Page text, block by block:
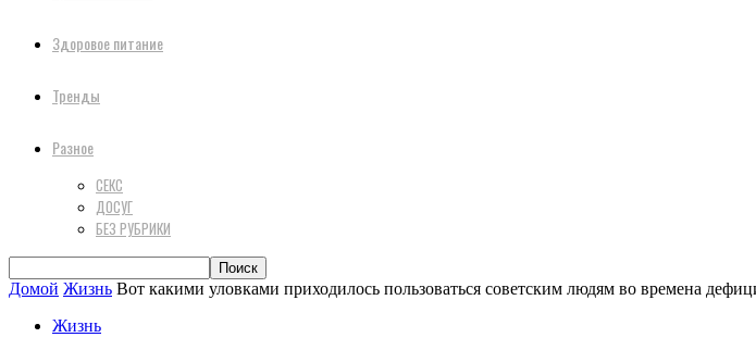
Здоровое питание
Тренды
Разное
СЕКС
ДОСУГ
БЕЗ РУБРИКИ
Домой Жизнь Вот какими уловками приходилось пользоваться советским людям во времена
Жизнь